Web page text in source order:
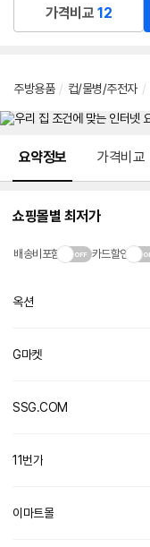
가격비교 12
주방용품 / 컵/물병/주전자 /
요약정보 가격비교
쇼핑몰별 최저가
배송비포함 카드할인
옥션
G마켓
SSG.COM
11번가
이마트몰